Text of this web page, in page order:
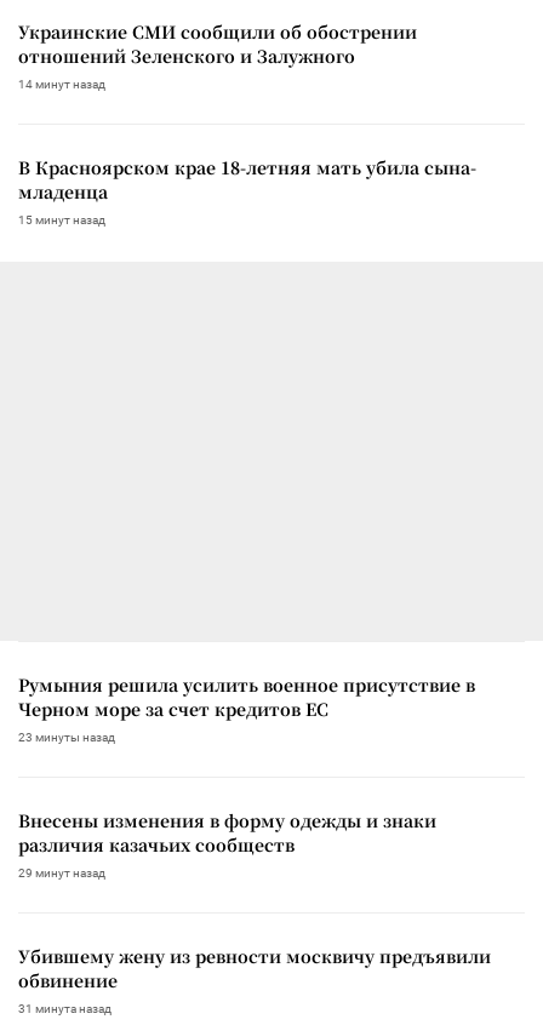
Украинские СМИ сообщили об обострении
отношений Зеленского и Залужного
14 минут назад
В Красноярском крае 18-летняя мать убила сына-
младенца
15 минут назад
Румыния решила усилить военное присутствие в
Черном море за счет кредитов ЕС
23 минуты назад
Внесены изменения в форму одежды и знаки
различия казачьих сообществ
29 минут назад
Убившему жену из ревности москвичу предъявили
обвинение
31 минута назад